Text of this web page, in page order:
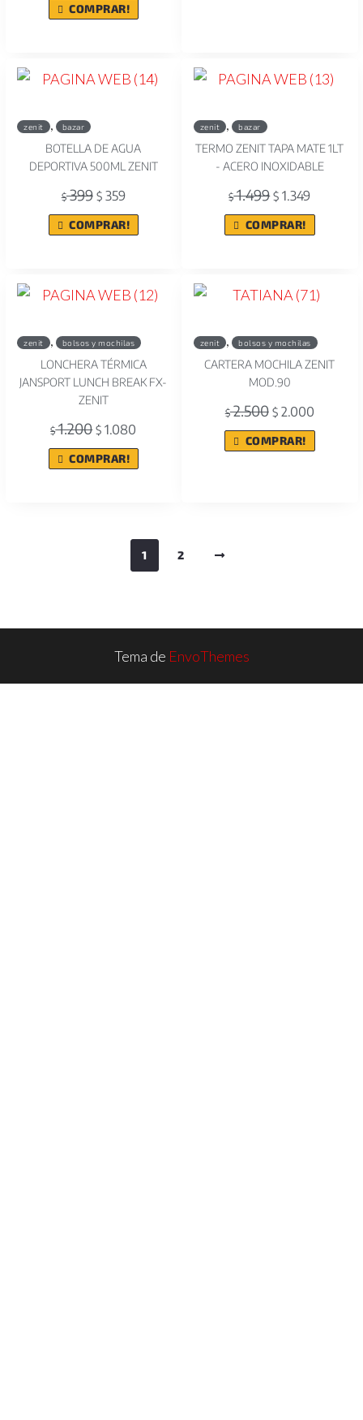
COMPRAR!
zenit , bazar
BOTELLA DE AGUA
DEPORTIVA 500ML ZENIT
$399 $359
COMPRAR!
zenit , bazar
TERMO ZENIT TAPA MATE 1LT
- ACERO INOXIDABLE
$1.499 $ 1.349
COMPRAR!
zenit , bolsos y mochilas
LONCHERA TÉRMICA
JANSPORT LUNCH BREAK FX-
ZENIT
$1.200 $ 1.080
COMPRAR!
zenit , bolsos y mochilas
CARTERA MOCHILA ZENIT
MOD.90
$2.500 $2.000
COMPRAR!
1 2
Tema de EnvoThemes